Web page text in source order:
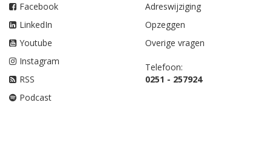
Facebook
LinkedIn
Youtube
Instagram
RSS
Podcast
Adreswijziging
Opzeggen
Overige vragen
Telefoon:
0251 - 257924